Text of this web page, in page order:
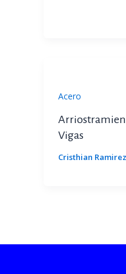
Acero
Vigas
Cristhian Ramirez